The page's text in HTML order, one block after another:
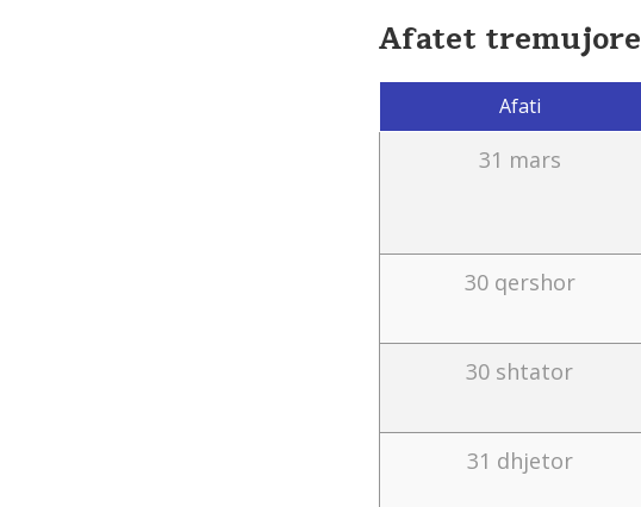
Afatet tremujore
Afati
31 mars
30 qershor
30 shtator
31 dhjetor